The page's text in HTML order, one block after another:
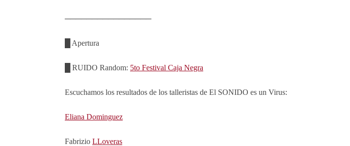
────────────────
█ Apertura
RUIDO Random: 5to Festival Caja Negra
Escuchamos los resultados de los talleristas de El SONIDO es un Virus:
Eliana Dominguez
Fabrizio LLoveras